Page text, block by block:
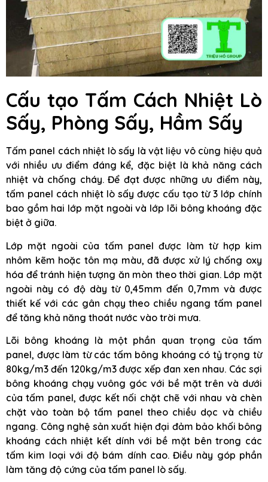
Cấu tạo Tấm Cách Nhiệt Lò
Sấy, Phòng Sấy, Hầm Sấy
Tấm panel cách nhiệt lò sấy là vật liệu vô cùng hiệu quả
với nhiều ưu điểm đáng kể, đặc biệt là khả năng cách
nhiệt và chống cháy. Để đạt được những ưu điểm này,
tấm panel cách nhiệt lò sấy được cấu tạo từ 3 lớp chính
bao gồm hai lớp mặt ngoài và lớp lõi bông khoáng đặc
biệt ở giữa.
Lớp mặt ngoài của tấm panel được làm từ hợp kim
nhôm kẽm hoặc tôn mạ màu, đã được xử lý chống oxy
hóa để tránh hiện tượng ăn mòn theo thời gian. Lớp mặt
ngoài này có độ dày từ 0,45mm đến 0,7mm và được
thiết kế với các gân chạy theo chiều ngang tấm panel
để tăng khả năng thoát nước vào trời mưa.
Lõi bông khoáng là một phần quan trọng của tấm
panel, được làm từ các tấm bông khoáng có tỷ trọng từ
80kg/m3 đến 120kg/m3 được xếp đan xen nhau. Các sợi
bông khoáng chạy vuông góc với bề mặt trên và dưới
của tấm panel, được kết nối chặt chẽ với nhau và chèn
chặt vào toàn bộ tấm panel theo chiều dọc và chiều
ngang. Công nghệ sản xuất hiện đại đảm bảo khối bông
khoáng cách nhiệt kết dính với bề mặt bên trong các
tấm kim loại với độ bám dính cao. Điều này góp phần
làm tăng độ cứng của tấm panel lò sấy.